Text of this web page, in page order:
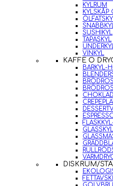
KYLRUM
KYLSKÅP
SUSHIKYL
TAPASKYL
VINKYL
KAFFE O
BARKYL-
GLASSKYL
DISKRUM/